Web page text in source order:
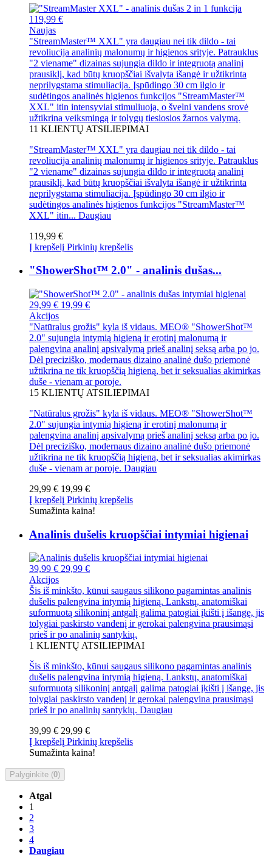
119,99 €
Naujas
"StreamMaster™ XXL" yra daugiau nei tik dildo - tai
revoliucija analinių malonumų ir higienos srityje. Patrauklus
"2 viename" dizainas sujungia dildo ir integruotą analinį
prausiklį, kad būtų kruopščiai išvalyta išangė ir užtikrinta
neprilygstama stimuliacija. Įspūdingo 30 cm ilgio ir
sudėtingos analinės higienos funkcijos "StreamMaster™
XXL" itin intensyviai stimuliuoja, o švelni vandens srovė
užtikrina veiksmingą ir tolygų tiesiosios žarnos valymą.
11 KLIENTŲ ATSILIEPIMAI
"StreamMaster™ XXL" yra daugiau nei tik dildo - tai
revoliucija analinių malonumų ir higienos srityje. Patrauklus
"2 viename" dizainas sujungia dildo ir integruotą analinį
prausiklį, kad būtų kruopščiai išvalyta išangė ir užtikrinta
neprilygstama stimuliacija. Įspūdingo 30 cm ilgio ir
sudėtingos analinės higienos funkcijos "StreamMaster™
XXL" itin... Daugiau
119,99 €
Į krepšelį Pirkinių krepšelis
"ShowerShot™ 2.0" - analinis dušas...
29,99 € 19,99 €
Akcijos
"Natūralus grožis" kyla iš vidaus. MEO® "ShowerShot™
2.0" sujungia intymią higieną ir erotinį malonumą ir
palengvina analinį apsivalymą prieš analinį seksą arba po jo.
Dėl preciziško, modernaus dizaino analinė dušo priemonė
užtikrina ne tik kruopščią higieną, bet ir seksualias akimirkas
duše - vienam ar poroje.
15 KLIENTŲ ATSILIEPIMAI
"Natūralus grožis" kyla iš vidaus. MEO® "ShowerShot™
2.0" sujungia intymią higieną ir erotinį malonumą ir
palengvina analinį apsivalymą prieš analinį seksą arba po jo.
Dėl preciziško, modernaus dizaino analinė dušo priemonė
užtikrina ne tik kruopščią higieną, bet ir seksualias akimirkas
duše - vienam ar poroje. Daugiau
29,99 € 19,99 €
Į krepšelį Pirkinių krepšelis
Sumažinta kaina!
Analinis dušelis kruopščiai intymiai higienai
39,99 € 29,99 €
Akcijos
Šis iš minkšto, kūnui saugaus silikono pagamintas analinis
dušelis palengvina intymią higieną. Lankstų, anatomiškai
suformuotą silikoninį antgalį galima patogiai įkišti į išangę, jis
tolygiai paskirsto vandenį ir gerokai palengvina prausimąsi
prieš ir po analinių santykių.
1 KLIENTŲ ATSILIEPIMAI
Šis iš minkšto, kūnui saugaus silikono pagamintas analinis
dušelis palengvina intymią higieną. Lankstų, anatomiškai
suformuotą silikoninį antgalį galima patogiai įkišti į išangę, jis
tolygiai paskirsto vandenį ir gerokai palengvina prausimąsi
prieš ir po analinių santykių. Daugiau
39,99 € 29,99 €
Į krepšelį Pirkinių krepšelis
Sumažinta kaina!
Palyginkite (0)
Atgal
1
2
3
4
Daugiau